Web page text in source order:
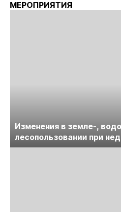
МЕРОПРИЯТИЯ
Изменения в земле-,
лесопользовании при
обсудят на семинаре